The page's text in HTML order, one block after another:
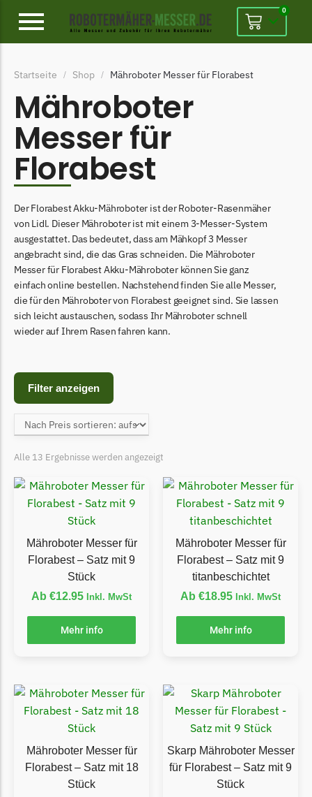
Begrenzungsdraht
Ambrogio
Ambrogio Messer
Begrenzungsdraht
Belrobotics
Belrobotics Messer
Begrenzungsdraht
Black & Decker
Black & Decker Messer
Begrenzungsdraht
Begrenzungsdraht
Central Park Messer
Begrenzungsdraht
Cramer
Cramer Messer
Begrenzungsdraht
Cub Cadet
Cub Cadet Messer
Begrenzungsdraht
Ecovacs
Ecovacs Messer
Einhell Messer
Begrenzungsdraht
Etesia Messer
Begrenzungsdraht
0
Startseite / Shop / Mähroboter Messer für Florabest
Mähroboter
Messer für
Florabest
Der Florabest Akku-Mähroboter ist der Roboter-Rasenmäher
von Lidl. Dieser Mähroboter ist mit einem 3-Messer-System
ausgestattet. Das bedeutet, dass am Mähkopf 3 Messer
angebracht sind, die das Gras schneiden. Die Mähroboter
Messer für Florabest Akku-Mähroboter können Sie ganz
einfach online bestellen. Nachstehend finden Sie alle Messer,
die für den Mähroboter von Florabest geeignet sind. Sie lassen
sich leicht austauschen, sodass Ihr Mähroboter schnell
wieder auf Ihrem Rasen fahren kann.
Filter anzeigen
Alle 13 Ergebnisse werden angezeigt
Mähroboter Messer für
Florabest – Satz mit 9
Stück
Ab €12.95 Inkl. MwSt
Mehr info
Mähroboter Messer für
Florabest – Satz mit 9
titanbeschichtet
Ab €18.95 Inkl. MwSt
Mehr info
Mähroboter Messer für
Florabest – Satz mit 18
Stück
Skarp Mähroboter Messer
für Florabest – Satz mit 9
Stück